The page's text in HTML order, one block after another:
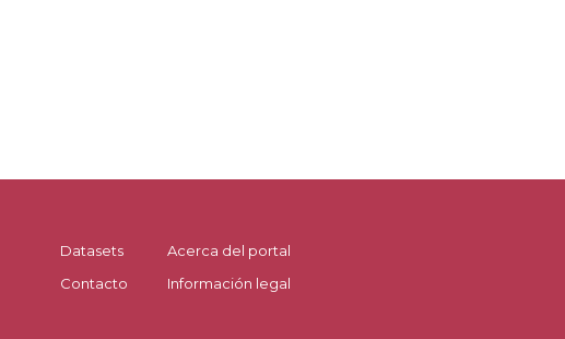
Datasets
Contacto
Acerca del portal
Información legal